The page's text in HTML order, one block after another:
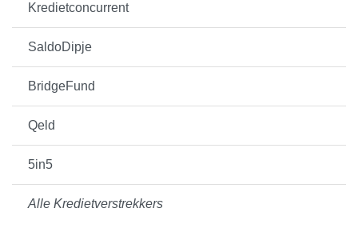
Kredietconcurrent
SaldoDipje
BridgeFund
Qeld
5in5
Alle Kredietverstrekkers